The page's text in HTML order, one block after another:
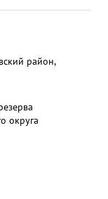
район,
округа